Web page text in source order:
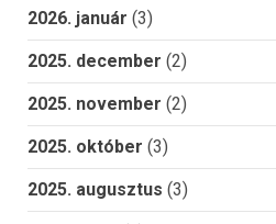
2026. január (3)
2025. december (2)
2025. november (2)
2025. október (3)
2025. augusztus (3)